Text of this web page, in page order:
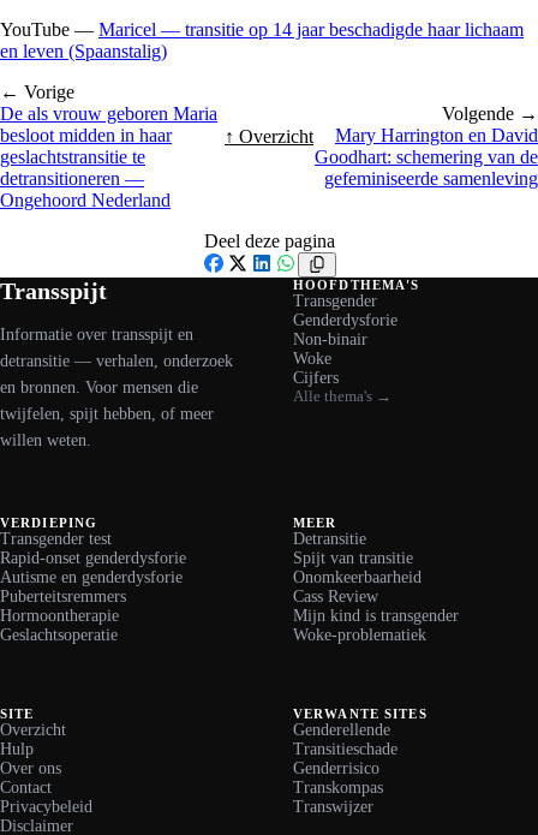
YouTube — Maricel — transitie op 14 jaar beschadigde haar lichaam
en leven (Spaanstalig)
← Vorige
De als vrouw geboren Maria
besloot midden in haar
geslachtstransitie te
detransitioneren —
Ongehoord Nederland
↑ Overzicht
Volgende →
Mary Harrington en David
Goodhart: schemering van de
gefeminiseerde samenleving
Deel deze pagina
Facebook
X LinkedIn
WhatsApp
Transspijt
Informatie over transspijt en
detransitie — verhalen, onderzoek
en bronnen. Voor mensen die
twijfelen, spijt hebben, of meer
willen weten.
HOOFDTHEMA'S
Transgender
Genderdysforie
Non-binair
Woke
Cijfers
Alle thema's →
VERDIEPING
Transgender test
Rapid-onset genderdysforie
Autisme en genderdysforie
Puberteitsremmers
Hormoontherapie
Geslachtsoperatie
MEER
Detransitie
Spijt van transitie
Onomkeerbaarheid
Cass Review
Mijn kind is transgender
Woke-problematiek
SITE
Overzicht
Hulp
Over ons
Contact
Privacybeleid
Disclaimer
VERWANTE SITES
Genderellende
Transitieschade
Genderrisico
Transkompas
Transwijzer